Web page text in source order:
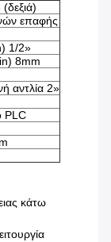
επαφής
1/2»
8mm
αντλία 2»
PLC
κάτω